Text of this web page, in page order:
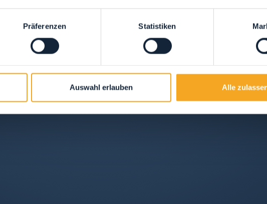
Präferenzen Statistiken
Auswahl erlauben Alle